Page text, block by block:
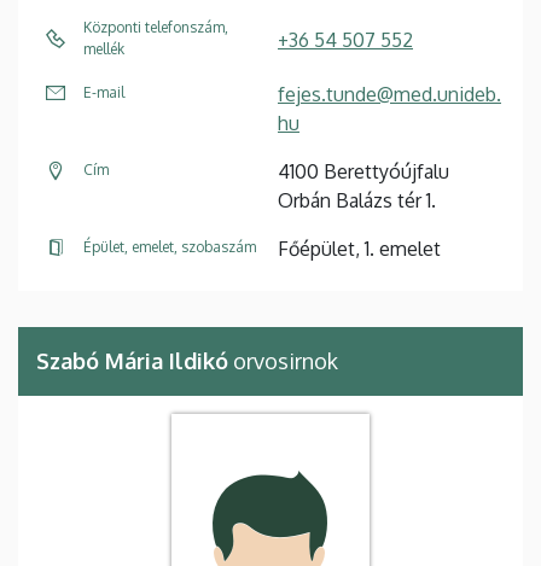
Központi telefonszám,
mellék
+36 54 507 552
E-mail
fejes.tunde@med.unideb.
hu
Cím
4100 Berettyóújfalu
Orbán Balázs tér 1.
Épület, emelet, szobaszám Főépület, 1. emelet
Szabó Mária Ildikó orvosirnok